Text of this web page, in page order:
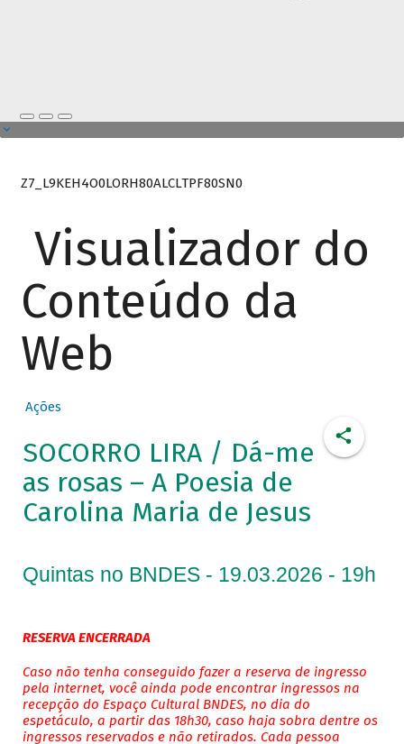
Z7_L9KEH4O0LORH80ALCLTPF80SN0
Visualizador do
Conteúdo da
Web
Ações
SOCORRO LIRA / Dá-me
as rosas – A Poesia de
Carolina Maria de Jesus
Quintas no BNDES - 19.03.2026 - 19h
RESERVA ENCERRADA
Caso não tenha conseguido fazer a reserva de ingresso
pela internet, você ainda pode encontrar ingressos na
recepção do Espaço Cultural BNDES, no dia do
espetáculo, a partir das 18h30, caso haja sobra dentre os
ingressos reservados e não retirados. Cada pessoa